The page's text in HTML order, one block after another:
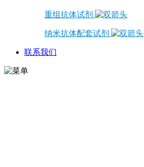
重组抗体试剂
纳米抗体配套试剂
联系我们